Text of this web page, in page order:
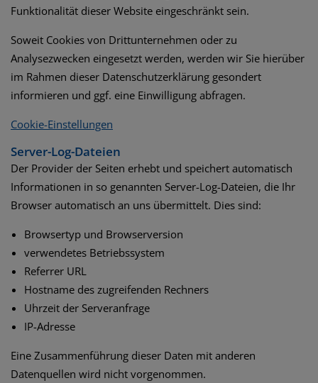
Funktionalität dieser Website eingeschränkt sein.
Soweit Cookies von Drittunternehmen oder zu
Analysezwecken eingesetzt werden, werden wir Sie hierüber
im Rahmen dieser Datenschutzerklärung gesondert
informieren und ggf. eine Einwilligung abfragen.
Cookie-Einstellungen
Server-Log-Dateien
Der Provider der Seiten erhebt und speichert automatisch
Informationen in so genannten Server-Log-Dateien, die Ihr
Browser automatisch an uns übermittelt. Dies sind:
Browsertyp und Browserversion
verwendetes Betriebssystem
Referrer URL
Hostname des zugreifenden Rechners
Uhrzeit der Serveranfrage
IP-Adresse
Eine Zusammenführung dieser Daten mit anderen
Datenquellen wird nicht vorgenommen.